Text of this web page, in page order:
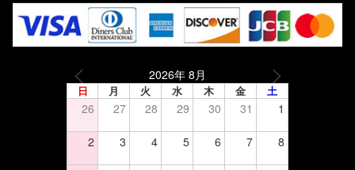
2026年 8月
日 月 火 水 木 金 土
26 27 28 29 30 31 1
2 3 4 5 6 7 8